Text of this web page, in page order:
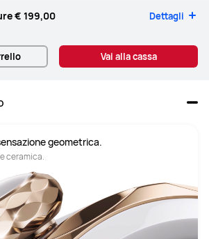
€ 199,00 Dettagli
Vai alla cassa
geometrica.
ceramica.